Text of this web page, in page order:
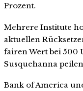
Prozent.
Mehrere Institute
aktuellen
fairen Wert bei 500
Susquehanna
Bank of America